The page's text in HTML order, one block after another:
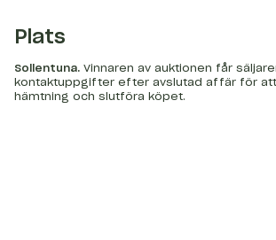
Plats
Sollentuna. Vinnaren av auktionen får
kontaktuppgifter efter avslutad affär för att
hämtning och slutföra köpet.